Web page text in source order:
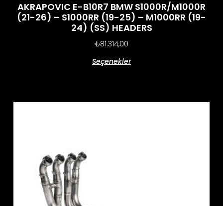
AKRAPOVIC E-B10R7 BMW S1000R/M1000R
(21-26) – S1000RR (19-25) – M1000RR (19-
24) (SS) HEADERS
₺81.314,00
Seçenekler